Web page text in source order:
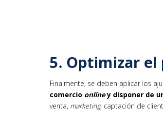
5. Optimizar
Finalmente, se deben aplicar los
comercio onliney disponer de
venta, marketing, captación de